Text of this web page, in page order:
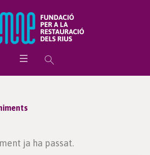
ja ha passat.